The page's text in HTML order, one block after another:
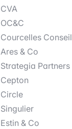
CVA
OC&C
Courcelles Conseil
Ares & Co
Strategia Partners
Cepton
Circle
Singulier
Estin & Co